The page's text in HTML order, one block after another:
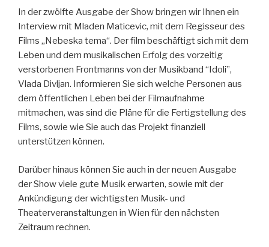
In der zwölfte Ausgabe der Show bringen wir Ihnen ein
Interview mit Mladen Maticevic, mit dem Regisseur des
Films „Nebeska tema“. Der film beschäftigt sich mit dem
Leben und dem musikalischen Erfolg des vorzeitig
verstorbenen Frontmanns von der Musikband “Idoli”,
Vlada Divljan. Informieren Sie sich welche Personen aus
dem öffentlichen Leben bei der Filmaufnahme
mitmachen, was sind die Pläne für die Fertigstellung des
Films, sowie wie Sie auch das Projekt finanziell
unterstützen können.
Darüber hinaus können Sie auch in der neuen Ausgabe
der Show viele gute Musik erwarten, sowie mit der
Ankündigung der wichtigsten Musik- und
Theaterveranstaltungen in Wien für den nächsten
Zeitraum rechnen.